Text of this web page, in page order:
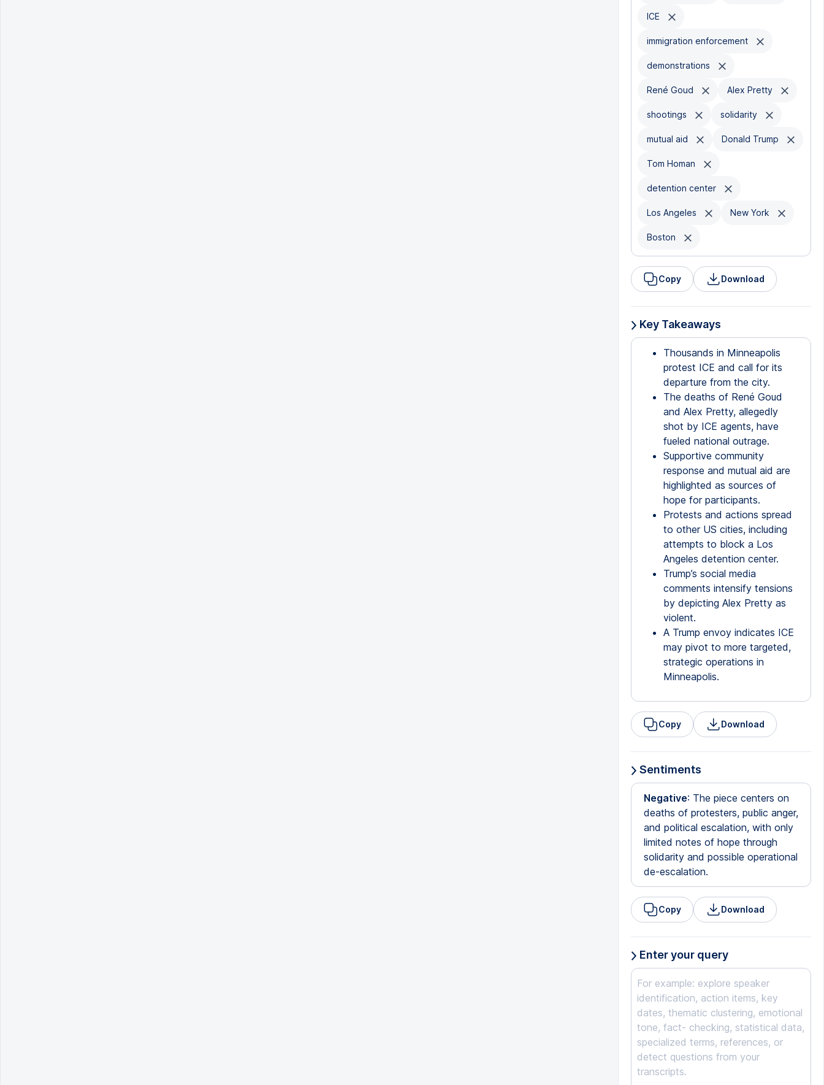
ICE
immigration enforcement
demonstrations
René Goud Alex Pretty
shootings solidarity
mutual aid Donald Trump
Tom Homan
detention center
Los Angeles New York
Boston
Copy Download
Key Takeaways
Thousands in Minneapolis
protest ICE and call for its
departure from the city.
The deaths of René Goud
and Alex Pretty, allegedly
shot by ICE agents, have
fueled national outrage.
Supportive community
response and mutual aid are
highlighted as sources of
hope for participants.
Protests and actions spread
to other US cities, including
attempts to block a Los
Angeles detention center.
Trump’s social media
comments intensify tensions
by depicting Alex Pretty as
violent.
A Trump envoy indicates ICE
may pivot to more targeted,
strategic operations in
Minneapolis.
Copy Download
Sentiments
Negative: The piece centers on
deaths of protesters, public anger,
and political escalation, with only
limited notes of hope through
solidarity and possible operational
de-escalation.
Copy Download
Enter your query